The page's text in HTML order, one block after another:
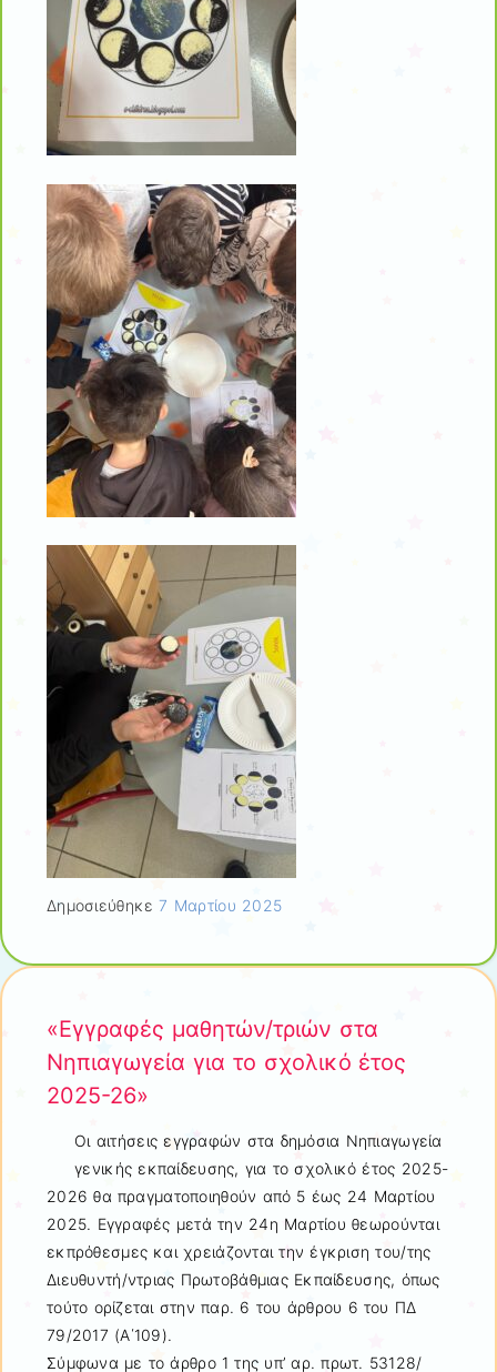
Δημοσιεύθηκε7 Μαρτίου 2025
«Εγγραφές μαθητών/τριών στα
Νηπιαγωγεία για το σχολικό έτος
2025-26»
Οι αιτήσεις εγγραφών στα δημόσια Νηπιαγωγεία
γενικής εκπαίδευσης, για το σχολικό έτος 2025-
2026 θα πραγματοποιηθούν από 5 έως 24 Μαρτίου
2025. Εγγραφές μετά την 24η Μαρτίου θεωρούνται
εκπρόθεσμες και χρειάζονται την έγκριση του/της
Διευθυντή/ντριας Πρωτοβάθμιας Εκπαίδευσης, όπως
τούτο ορίζεται στην παρ. 6 του άρθρου 6 του ΠΔ
79/2017 (Α΄109).
Σύμφωνα με το άρθρο 1 της υπ’ αρ. πρωτ. 53128/